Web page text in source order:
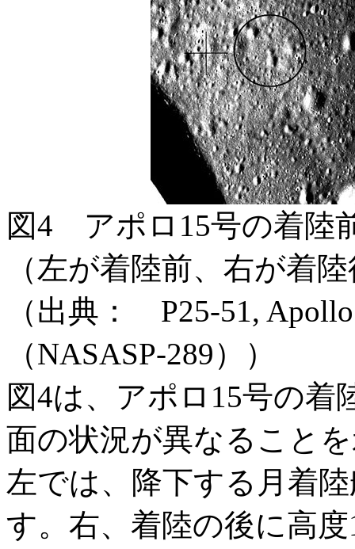
図4 アポロ15号の着陸
（左が着陸前、右が着
（出典： P25-51, Apollo
（NASASP-289））
図4は、アポロ15号の着
面の状況が異なること
左では、降下する月着
す。右、着陸の後に高